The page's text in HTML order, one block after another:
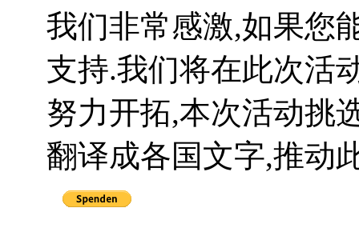
我们非常感激,如果您
支持.我们将在此次活
努力开拓,本次活动挑
翻译成各国文字,推动